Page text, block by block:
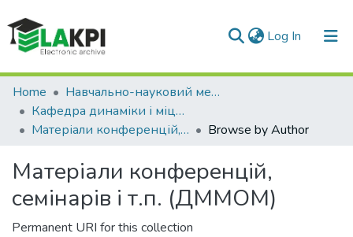
Log In (current)
Communities & Collections
All of DSpace
Home
Навчально-науковий механіко-машинобудівний інститут (НН ММІ)
Кафедра динаміки і міцності машин та опору матеріалів (ДММОМ)
Матеріали конференцій, семінарів і т.п. (ДММОМ)
Browse by Author
Матеріали конференцій,
семінарів і т.п. (ДММОМ)
Permanent URI for this collection